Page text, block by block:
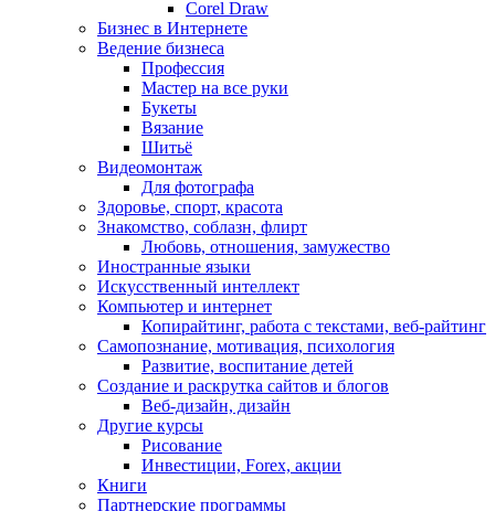
Corel Draw
Бизнес в Интернете
Ведение бизнеса
Профессия
Мастер на все руки
Букеты
Вязание
Шитьё
Видеомонтаж
Для фотографа
Здоровье, спорт, красота
Знакомство, соблазн, флирт
Любовь, отношения, замужество
Иностранные языки
Искусственный интеллект
Компьютер и интернет
Копирайтинг, работа с текстами, веб-райтинг
Самопознание, мотивация, психология
Развитие, воспитание детей
Создание и раскрутка сайтов и блогов
Веб-дизайн, дизайн
Другие курсы
Рисование
Инвестиции, Forex, акции
Книги
Партнерские программы